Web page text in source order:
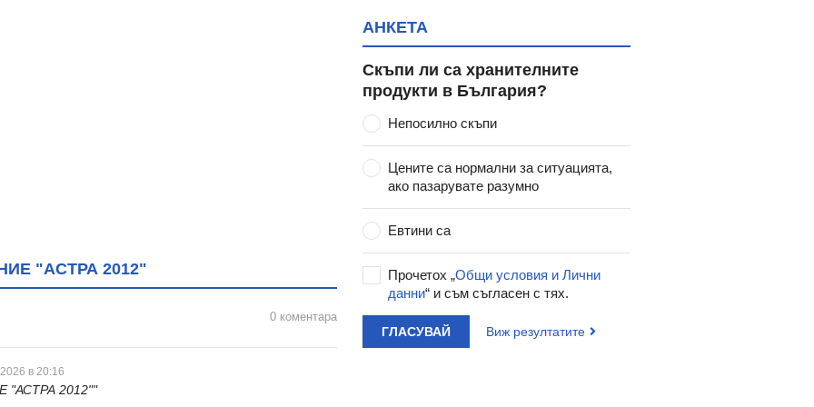
"Белмекен"
"АСТРА 2012"
0 коментара
в 20:16
"АСТРА 2012""
АНКЕТА
Скъпи ли са хранителните
продукти в България?
Непосилно скъпи
Цените са нормални за ситуацията,
ако пазарувате разумно
Евтини са
Прочетох „Общи условия и Лични
данни“ и съм съгласен с тях.
ГЛАСУВАЙ Виж резултатите